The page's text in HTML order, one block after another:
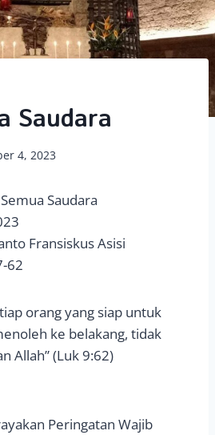
Saudara
4, 2023
Saudara
Fransiskus Asisi
62
orang yang siap untuk
ke belakang, tidak
Allah” (Luk 9:62)
Peringatan Wajib